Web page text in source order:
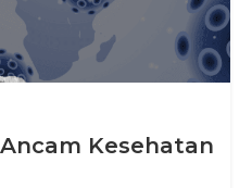
Kesehatan